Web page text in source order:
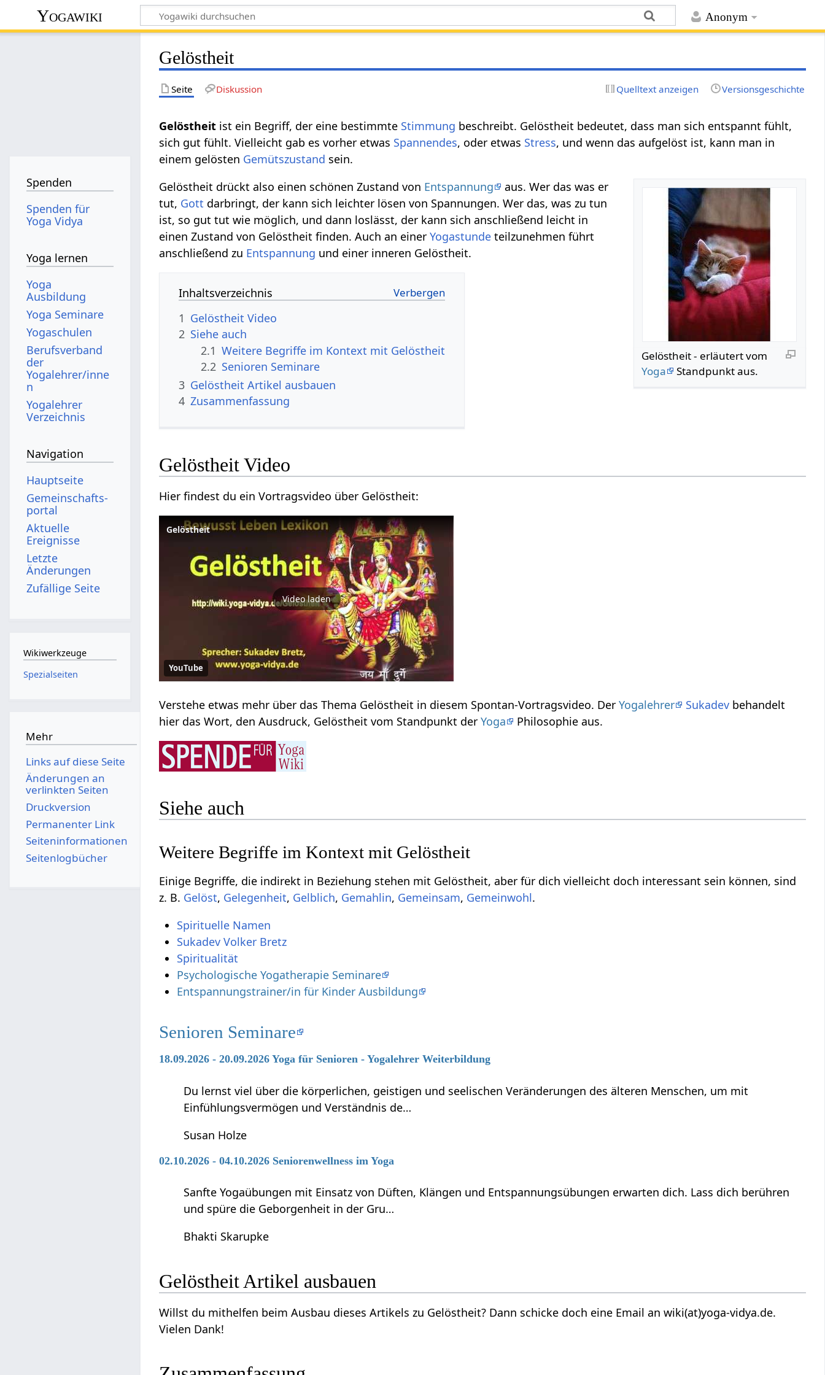
Anonym
Yogawiki
Gelöstheit
Seite Diskussion Quelltext anzeigen Versionsgeschichte
ist ein Begriff, der eine bestimmte Stimmung beschreibt. Gelöstheit bedeutet, dass man sich entspannt fühlt,
sich gut fühlt. Vielleicht gab es vorher etwas Spannendes, oder etwas Stress, und wenn das aufgelöst ist, kann man in
einem gelösten Gemütszustand sein.
Gelöstheit‏‎ - erläutert vom
Yoga
Standpunkt aus.
Gelöstheit drückt also einen schönen Zustand von Entspannung
aus. Wer das was er
tut, Gott darbringt, der kann sich leichter lösen von Spannungen. Wer das, was zu tun
ist, so gut tut wie möglich, und dann loslässt, der kann sich anschließend leicht in
einen Zustand von Gelöstheit finden. Auch an einerYogastunde teilzunehmen führt
anschließend zu Entspannung und einer inneren Gelöstheit.
Inhaltsverzeichnis
1
Gelöstheit‏‎ Video
2 Siehe auch
2.1
2.2 Senioren Seminare
3
Gelöstheit‏‎ Artikel ausbauen
4 Zusammenfassung
Gelöstheit‏‎ Video
Hier findest du ein Vortragsvideo über Gelöstheit‏‎:
Gelöstheit‏‎
Video laden
YouTube
Verstehe etwas mehr über das Thema Gelöstheit‏‎ in diesem Spontan-Vortragsvideo. DerYogalehrer Sukadev behandelt
hier das Wort, den Ausdruck, Gelöstheit‏‎ vom Standpunkt derYoga Philosophie aus.
Siehe auch
Einige Begriffe, die indirekt in Beziehung stehen mit Gelöstheit‏‎, aber für dich vielleicht doch interessant sein können, sind
z. B.
, , , , ,
.
Spirituelle Namen
Sukadev Volker Bretz
Spiritualität
Psychologische Yogatherapie Seminare
Entspannungstrainer/in für Kinder Ausbildung
Senioren Seminare
18.09.2026 - 20.09.2026 Yoga für Senioren - Yogalehrer Weiterbildung
Du lernst viel über die körperlichen, geistigen und seelischen Veränderungen des älteren Menschen, um mit
Einfühlungsvermögen und Verständnis de…
Susan Holze
02.10.2026 - 04.10.2026 Seniorenwellness im Yoga
Sanfte Yogaübungen mit Einsatz von Düften, Klängen und Entspannungsübungen erwarten dich. Lass dich berühren
und spüre die Geborgenheit in der Gru…
Bhakti Skarupke
Gelöstheit‏‎ Artikel ausbauen
Willst du mithelfen beim Ausbau dieses Artikels zu Gelöstheit‏‎? Dann schicke doch eine Email an wiki(at)yoga-vidya.de.
Vielen Dank!
Spenden
Spenden für
Yoga Vidya
Yoga lernen
Yoga
Ausbildung
Yoga Seminare
Yogaschulen
Berufsverband
der
Yogalehrer/inne
n
Yogalehrer
Verzeichnis
Navigation
Hauptseite
Gemeinschafts­
portal
Aktuelle
Ereignisse
Letzte
Änderungen
Zufällige Seite
Wikiwerkzeuge
Spezialseiten
Mehr
Links auf diese Seite
Änderungen an
verlinkten Seiten
Druckversion
Permanenter Link
Seiten­­informationen
Seitenlogbücher